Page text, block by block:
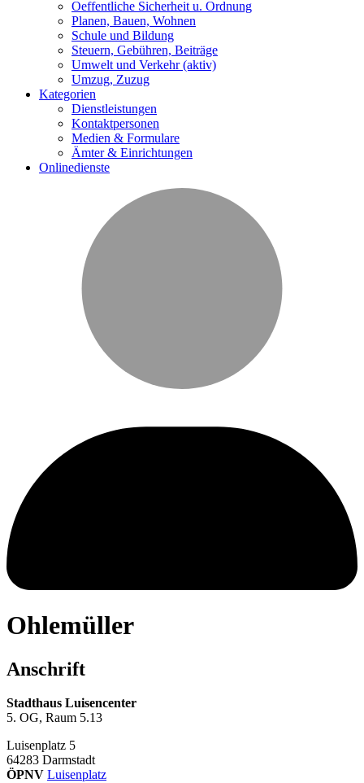
Oeffentliche Sicherheit u. Ordnung
Planen, Bauen, Wohnen
Schule und Bildung
Steuern, Gebühren, Beiträge
Umwelt und Verkehr(aktiv)
Umzug, Zuzug
Kategorien
Dienstleistungen
Kontaktpersonen
Medien & Formulare
Ämter & Einrichtungen
Onlinedienste
Ohlemüller
Anschrift
Stadthaus Luisencenter
5. OG, Raum 5.13
Luisenplatz 5
64283 Darmstadt
ÖPNV Luisenplatz